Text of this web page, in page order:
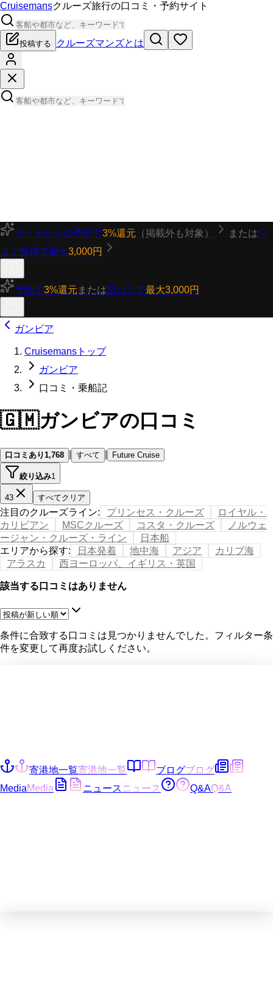
Cruisemansクルーズ旅行の口コミ・予約サイト
投稿する クルーズマンズとは
サイトからの予約で3%還元 （掲載外も対象） または口
コミ投稿で最大3,000円
予約で3%還元 または口コミで最大3,000円
ガンビア
Cruisemansトップ
ガンビア
口コミ・乗船記
🇬🇲ガンビアの口コミ
口コミあり1,768 すべて Future Cruise
絞り込み1
43 すべてクリア
注目のクルーズライン: プリンセス・クルーズ
ロイヤル・
カリビアン
MSCクルーズ コスタ・クルーズ
ノルウェ
ージャン・クルーズ・ライン
日本船
エリアから探す: 日本発着 地中海 アジア
カリブ海
アラスカ
西ヨーロッパ、イギリス・英国
該当する口コミはありません
条件に合致する口コミは見つかりませんでした。フィルター条
件を変更して再度お試しください。
寄港地一覧寄港地一覧 ブログブログ
MediaMedia ニュース ニュース Q&AQ&A